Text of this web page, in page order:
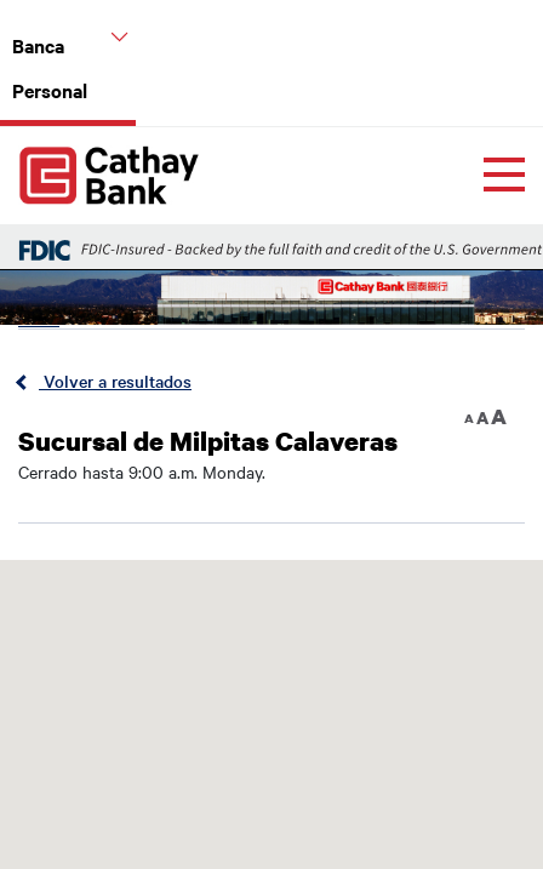
Banca
Personal
Global Header Hierarchy Menu
Home
Back
Volver a resultados
Sucursal de Milpitas Calaveras
Cerrado hasta 9:00 a.m. Monday.
A
A A